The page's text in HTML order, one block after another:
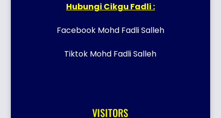
Hubungi Cikgu Fadli :
Facebook Mohd Fadli Salleh
Tiktok Mohd Fadli Salleh
VISITORS